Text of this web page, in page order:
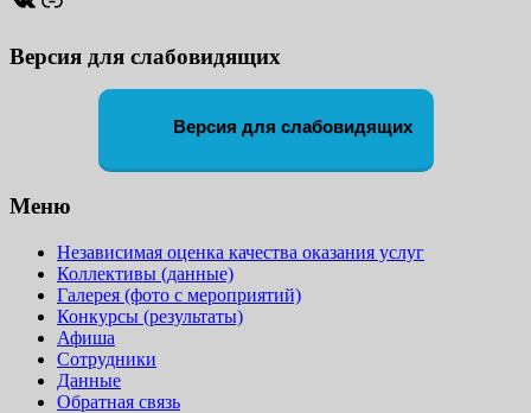
Версия для слабовидящих
Версия для слабовидящих
Меню
Независимая оценка качества оказания услуг
Коллективы (данные)
Галерея (фото с мероприятий)
Конкурсы (результаты)
Афиша
Сотрудники
Данные
Обратная связь